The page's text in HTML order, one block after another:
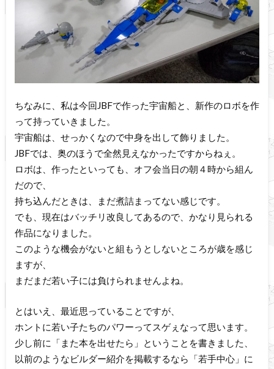
ちなみに、私は今回JBFで作った宇宙船と、新作のロボを作
って持っていきました。
宇宙船は、せっかくなので中身を出して飾りました。
JBFでは、奥のほうで全然見えなかったですからねぇ。
ロボは、作ったといっても、オフ会当日の朝４時から組ん
だので、
持ち込んだときは、まだ煮詰まってない感じです。
でも、現在はバッチリ改良してあるので、かなり見られる
作品になりました。
このような機会がないと組もうとしないところが歳を感じ
ますが、
まだまだ若い子には負けられませんよね。
とはいえ、最近思っていることですが、
ホントに若い子たちのパワーってスゲぇなって思います。
少し前に「また本を出せたら」ということを書きました、
以前のようなビルダー紹介を掲載するなら「若手中心」に